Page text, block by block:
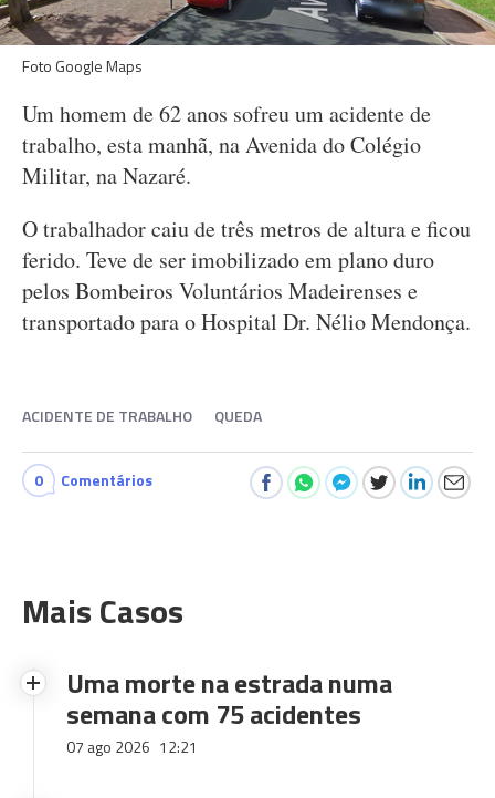
Foto Google Maps
Um homem de 62 anos sofreu um acidente de
trabalho, esta manhã, na Avenida do Colégio
Militar, na Nazaré.
O trabalhador caiu de três metros de altura e ficou
ferido. Teve de ser imobilizado em plano duro
pelos Bombeiros Voluntários Madeirenses e
transportado para o Hospital Dr. Nélio Mendonça.
ACIDENTE DE TRABALHO QUEDA
0 Comentários
Mais Casos
Uma morte na estrada numa
semana com 75 acidentes
07 ago 2026 12:21